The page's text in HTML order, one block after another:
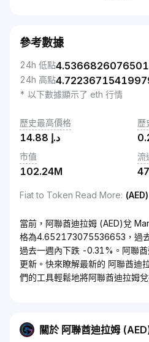
參考數據
24h 低點
24h 高點
* 以下數據顯示了 eth 行情
歷史最高價格
د.إ 14.88
歷
市值
102.24M
流
Fiat to Token Read More: (AED)
當前，阿聯酋迪拉姆 (AED)兌
格為4.652173075536653，過
過去一週內下跌 -0.31%。阿聯
更新。快來瞭解最新的 阿聯酋迪
們的工具輕鬆地將阿聯酋迪拉姆
關於 阿聯酋迪拉姆